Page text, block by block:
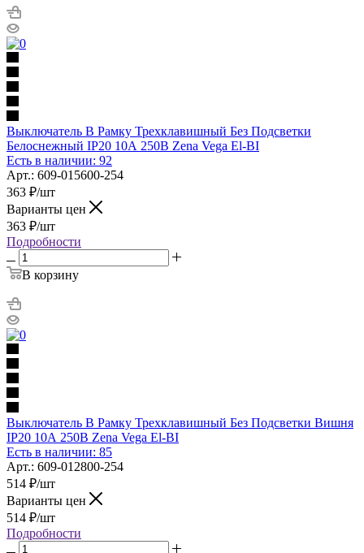
Выключатель В Рамку Трехклавишный Без Подсветки
Белоснежный IP20 10А 250В Zena Vega El-BI
Есть в наличии: 92
Арт.: 609-015600-254
363 ₽/шт
Варианты цен
363 ₽/шт
Подробности
В корзину
Выключатель В Рамку Трехклавишный Без Подсветки Вишня
IP20 10А 250В Zena Vega El-BI
Есть в наличии: 85
Арт.: 609-012800-254
514 ₽/шт
Варианты цен
514 ₽/шт
Подробности